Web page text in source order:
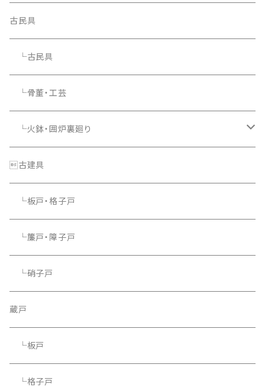
古民具
└古民具
└骨董・工芸
└火鉢・囲炉裏廻り
└照明器具
古建具
└板戸・格子戸
└簾戸・障子戸
└硝子戸
蔵戸
└板戸
└格子戸